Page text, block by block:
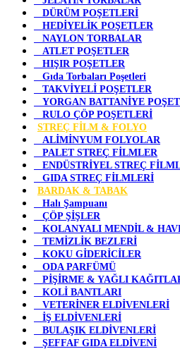
DÜRÜM POŞETLERİ
HEDİYELİK POŞETLER
NAYLON TORBALAR
ATLET POŞETLER
HIŞIR POŞETLER
Gıda Torbaları Poşetleri
TAKVİYELİ POŞETLER
YORGAN BATTANİYE
RULO ÇÖP POŞETLERİ
STREÇ FİLM & FOLYO
ALİMİNYUM FOLYOLAR
PALET STREÇ FİLMLER
ENDÜSTRİYEL STREÇ
GIDA STREÇ FİLMLERİ
BARDAK & TABAK
Halı Şampuanı
ÇÖP ŞİŞLER
KOLANYALI MENDİL &
TEMİZLİK BEZLERİ
KOKU GİDERİCİLER
ODA PARFÜMÜ
PİŞİRME & YAĞLI
KOLİ BANTLARI
VETERİNER ELDİVENLERİ
İŞ ELDİVENLERİ
BULAŞIK ELDİVENLERİ
ŞEFFAF GIDA ELDİVENİ